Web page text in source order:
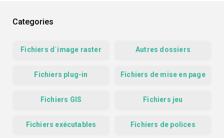
Categories
Fichiers d`image raster Autres dossiers
Fichiers plug-in Fichiers de mise en page
Fichiers GIS Fichiers jeu
Fichiers exécutables Fichiers de polices